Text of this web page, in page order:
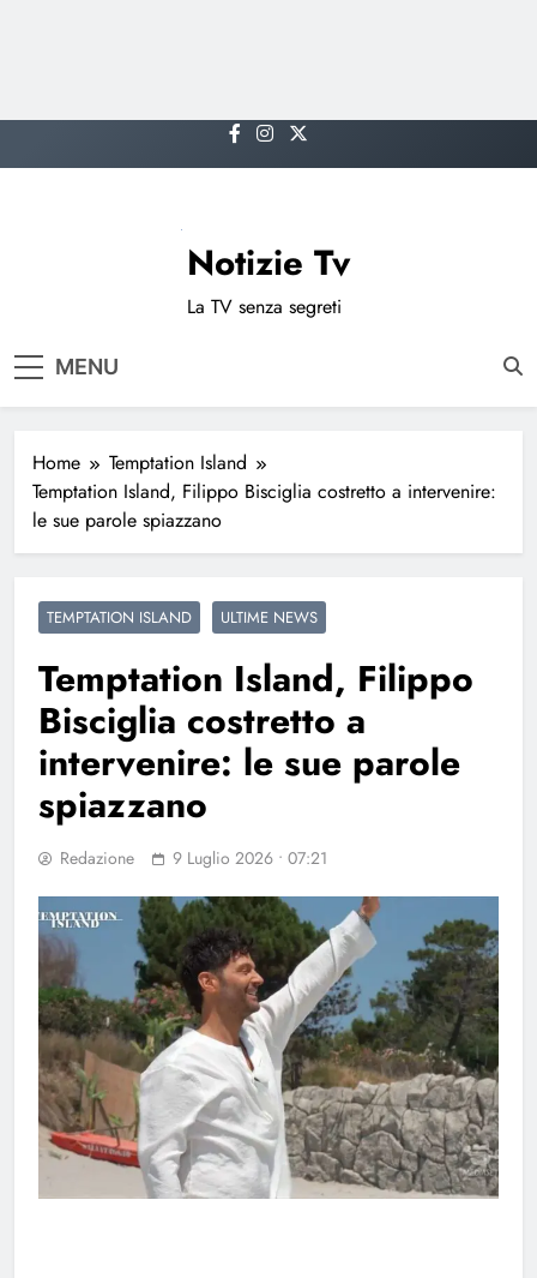
to
Notizie Tv
La TV senza segreti
MENU
Home
Temptation Island
Temptation Island, Filippo Bisciglia costretto a intervenire:
le sue parole spiazzano
TEMPTATION ISLAND ULTIME NEWS
Temptation Island, Filippo
Bisciglia costretto a
intervenire: le sue parole
spiazzano
Redazione 9 Luglio 2026 • 07:21